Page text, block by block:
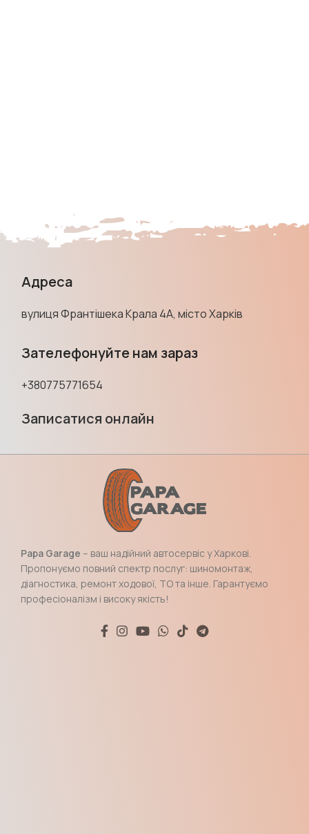
Адреса
вулиця Франтішека Крала 4А, місто Харків
Зателефонуйте нам зараз
+380775771654
Записатися онлайн
Papa Garage – ваш надійний автосервіс у Харкові.
Пропонуємо повний спектр послуг: шиномонтаж,
діагностика, ремонт ходової, ТО та інше. Гарантуємо
професіоналізм і високу якість!